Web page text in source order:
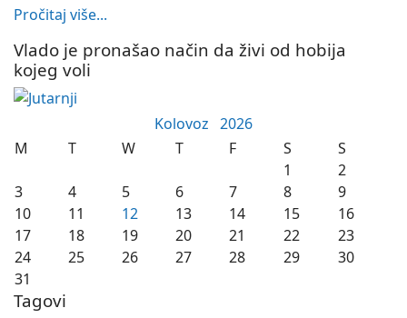
Pročitaj više...
Vlado je pronašao način da živi od hobija
kojeg voli
Kolovoz 2026
M
T W T F S
S
1
2
3
4 5 6 7 8
9
10
11 12 13 14 15
16
17
18 19 20 21 22
23
24
25 26 27 28 29
30
31
Tagovi